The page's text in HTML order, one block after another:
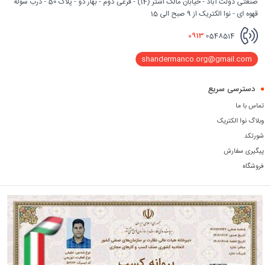
قهوه ای - نوا الکتریک از 9 صبح الی 15
0913 0548514
shandermanco.org@gmail.com
دسترسی سریع
تماس با ما
وبلاگ نوا الکتریک
شورتکد
پیگیری سفارش
فروشگاه